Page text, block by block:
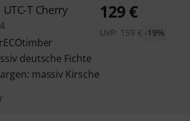
UTC-T Cherry
4
deutsche Fichte
massiv Kirsche
129€
UVP: 159 € -19%